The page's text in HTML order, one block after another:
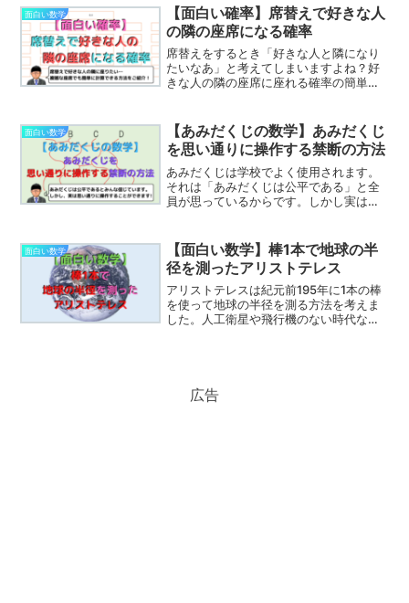
方程式の0で割る可能性のある文字式を通
して、様々な場合分けのパターンを見て
いきます。
面白い数学
【面白い確率】席替えで好きな人
の隣の座席になる確率
席替えをするとき「好きな人と隣になり
たいなあ」と考えてしまいますよね？好
きな人の隣の座席に座れる確率の簡単な
知れば、あなたの教室で好きな人の隣に
座れる確率を計算することができるよう
になるでしょう。
面白い数学
【あみだくじの数学】あみだくじ
を思い通りに操作する禁断の方法
あみだくじは学校でよく使用されます。
それは「あみだくじは公平である」と全
員が思っているからです。しかし実はあ
果は担任の思い通りです。委員や席替え
などを決める際にあみだくじを使えば、
いかにも公平にやっているかのように見
せて自由に決めることができます。
面白い数学
【面白い数学】棒1本で地球の半
径を測ったアリストテレス
アリストテレスは紀元前195年に1本の棒
を使って地球の半径を測る方法を考えま
した。人工衛星や飛行機のない時代なの
地球の半径を計算した方法と、その誤差
が生じた理由を解説します。
広告